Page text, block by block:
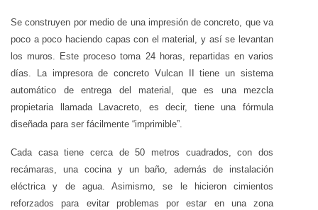
Se construyen por medio de una impresión de concreto, que va
poco a poco haciendo capas con el material, y así se levantan
los muros. Este proceso toma 24 horas, repartidas en varios
días. La impresora de concreto Vulcan II tiene un sistema
automático de entrega del material, que es una mezcla
propietaria llamada Lavacreto, es decir, tiene una fórmula
diseñada para ser fácilmente “imprimible”.
Cada casa tiene cerca de 50 metros cuadrados, con dos
recámaras, una cocina y un baño, además de instalación
eléctrica y de agua. Asimismo, se le hicieron cimientos
reforzados para evitar problemas por estar en una zona